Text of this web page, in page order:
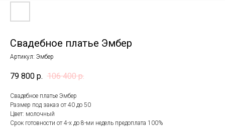
Свадебное платье Эмбер
Артикул: Эмбер
79 800 р. 106 400 р.
Свадебное платье Эмбер
Размер под заказ от 40 до 50
Цвет: молочный
Срок готовности от 4-х до 8-ми недель предоплата 100%